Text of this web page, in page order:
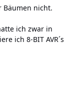
Bäumen nicht.
ich zwar in
ich 8-BIT AVR´s